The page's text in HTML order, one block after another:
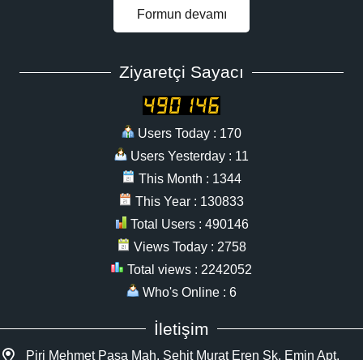
Formun devamı
Ziyaretçi Sayacı
Users Today : 170
Users Yesterday : 11
This Month : 1344
This Year : 130833
Total Users : 490146
Views Today : 2758
Total views : 2242052
Who's Online : 6
İletişim
Piri Mehmet Paşa Mah. Şehit Murat Eren Sk. Emin Apt.